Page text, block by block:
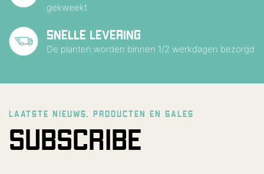
gekweekt
SNELLE LEVERING
De planten worden binnen 1/2 werkdagen bezorgd
LAATSTE NIEUWS, PRODUCTEN EN SALES
SUBSCRIBE